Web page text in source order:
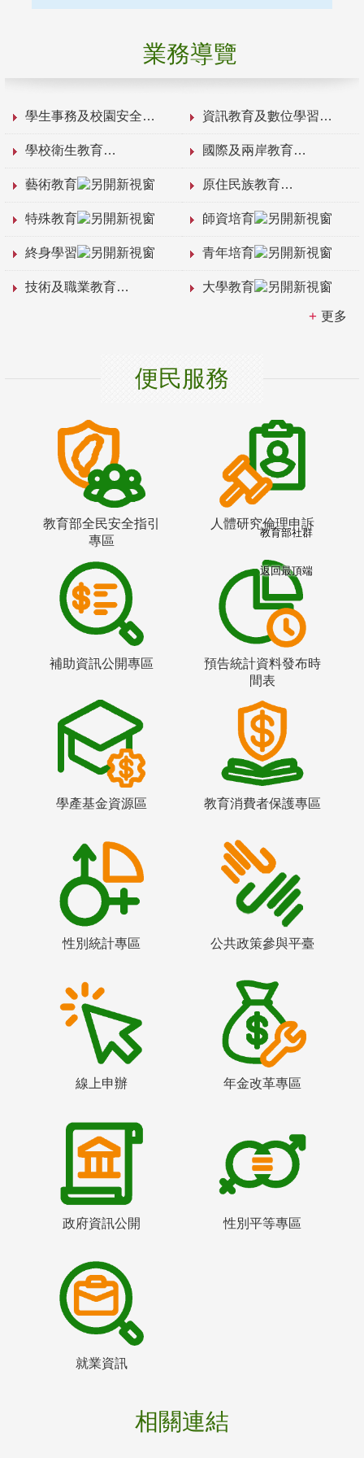
業務導覽
學生事務及校園安全 資訊教育及數位學習
學校衛生教育 國際及兩岸教育
藝術教育 原住民族教育
特殊教育 師資培育
終身學習 青年培育
技術及職業教育 大學教育
更多
便民服務
教育部全民安全指引
專區
人體研究倫理申訴
補助資訊公開專區
預告統計資料發布時
間表
學產基金資源區 教育消費者保護專區
性別統計專區 公共政策參與平臺
線上申辦 年金改革專區
政府資訊公開 性別平等專區
就業資訊
相關連結
教育部社群
返回最頂端